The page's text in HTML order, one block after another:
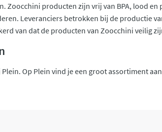
Zoocchini producten zijn vrij van BPA, lood
Leveranciers betrokken bij de productie
van dat de producten van Zoocchini veilig
Op Plein vind je een groot assortiment